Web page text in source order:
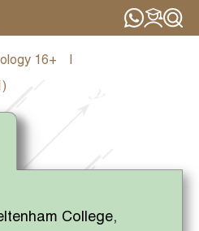
16+
College,